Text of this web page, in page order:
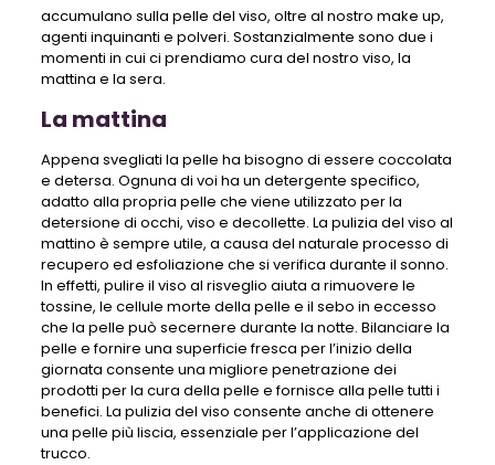
accumulano sulla pelle del viso, oltre al nostro make up,
agenti inquinanti e polveri. Sostanzialmente sono due i
momenti in cui ci prendiamo cura del nostro viso, la
mattina e la sera.
La mattina
Appena svegliati la pelle ha bisogno di essere coccolata
e detersa. Ognuna di voi ha un detergente specifico,
adatto alla propria pelle che viene utilizzato per la
detersione di occhi, viso e decollette. La pulizia del viso al
mattino è sempre utile, a causa del naturale processo di
recupero ed esfoliazione che si verifica durante il sonno.
In effetti, pulire il viso al risveglio aiuta a rimuovere le
tossine, le cellule morte della pelle e il sebo in eccesso
che la pelle può secernere durante la notte. Bilanciare la
pelle e fornire una superficie fresca per l’inizio della
giornata consente una migliore penetrazione dei
prodotti per la cura della pelle e fornisce alla pelle tutti i
benefici. La pulizia del viso consente anche di ottenere
una pelle più liscia, essenziale per l’applicazione del
trucco.